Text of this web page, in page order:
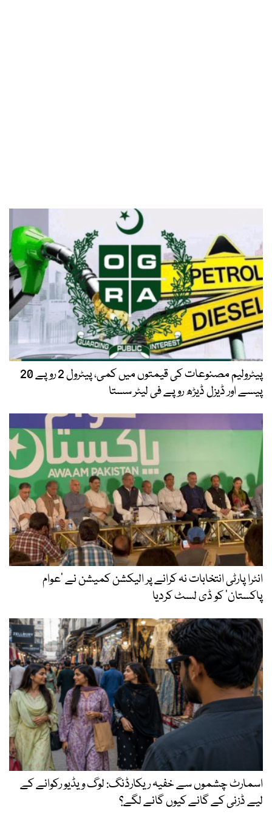
پیٹرولیم مصنوعات کی قیمتوں میں کمی، پیٹرول 2 روپے 20
پیسے اور ڈیزل ڈیڑھ روپے فی لیٹر سستا
انٹرا پارٹی انتخابات نہ کرانے پر الیکشن کمیشن نے ’عوام
پاکستان‘ کو ڈی لسٹ کردیا
اسمارٹ چشموں سے خفیہ ریکارڈنگ: لوگ ویڈیو رکوانے کے
لیے ڈزنی کے گانے کیوں گانے لگے؟